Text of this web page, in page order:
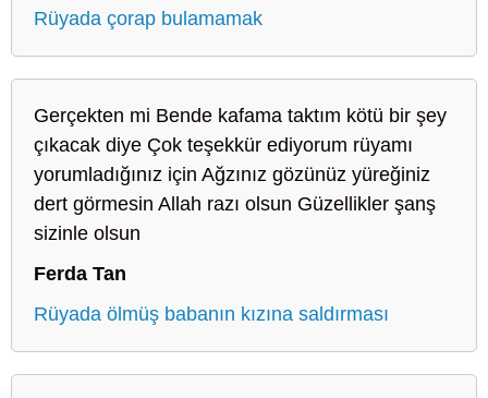
Rüyada çorap bulamamak
Gerçekten mi Bende kafama taktım kötü bir şey
çıkacak diye Çok teşekkür ediyorum rüyamı
yorumladığınız için Ağzınız gözünüz yüreğiniz
dert görmesin Allah razı olsun Güzellikler şanş
sizinle olsun
Ferda Tan
Rüyada ölmüş babanın kızına saldırması